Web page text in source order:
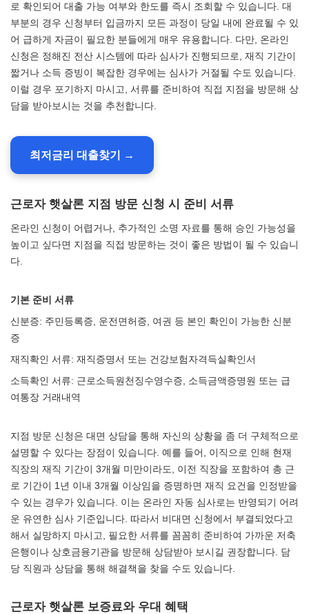
로 확인되어 대출 가능 여부와 한도를 즉시 조회할 수 있습니다. 대
부분의 경우 신청부터 입금까지 모든 과정이 당일 내에 완료될 수 있
어 급하게 자금이 필요한 분들에게 매우 유용합니다. 다만, 온라인
신청은 정해진 전산 시스템에 따라 심사가 진행되므로, 재직 기간이
짧거나 소득 증빙이 복잡한 경우에는 심사가 거절될 수도 있습니다.
이럴 경우 포기하지 마시고, 서류를 준비하여 직접 지점을 방문해 상
담을 받아보시는 것을 추천합니다.
최저금리 대출찾기 →
근로자 햇살론 지점 방문 신청 시 준비 서류
온라인 신청이 어렵거나, 추가적인 소명 자료를 통해 승인 가능성을
높이고 싶다면 지점을 직접 방문하는 것이 좋은 방법이 될 수 있습니
다.
기본 준비 서류
신분증: 주민등록증, 운전면허증, 여권 등 본인 확인이 가능한 신분
증
재직확인 서류: 재직증명서 또는 건강보험자격득실확인서
소득확인 서류: 근로소득원천징수영수증, 소득금액증명원 또는 급
여통장 거래내역
지점 방문 신청은 대면 상담을 통해 자신의 상황을 좀 더 구체적으로
설명할 수 있다는 장점이 있습니다. 예를 들어, 이직으로 인해 현재
직장의 재직 기간이 3개월 미만이라도, 이전 직장을 포함하여 총 근
로 기간이 1년 이내 3개월 이상임을 증명하면 재직 요건을 인정받을
수 있는 경우가 있습니다. 이는 온라인 자동 심사로는 반영되기 어려
운 유연한 심사 기준입니다. 따라서 비대면 신청에서 부결되었다고
해서 실망하지 마시고, 필요한 서류를 꼼꼼히 준비하여 가까운 저축
은행이나 상호금융기관을 방문해 상담받아 보시길 권장합니다. 담
당 직원과 상담을 통해 해결책을 찾을 수도 있습니다.
근로자 햇살론 보증료와 우대 혜택